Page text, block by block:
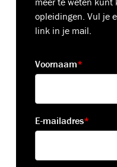
opleidingen. Vul je
link in je mail.
Voornaam*
E-mailadres*